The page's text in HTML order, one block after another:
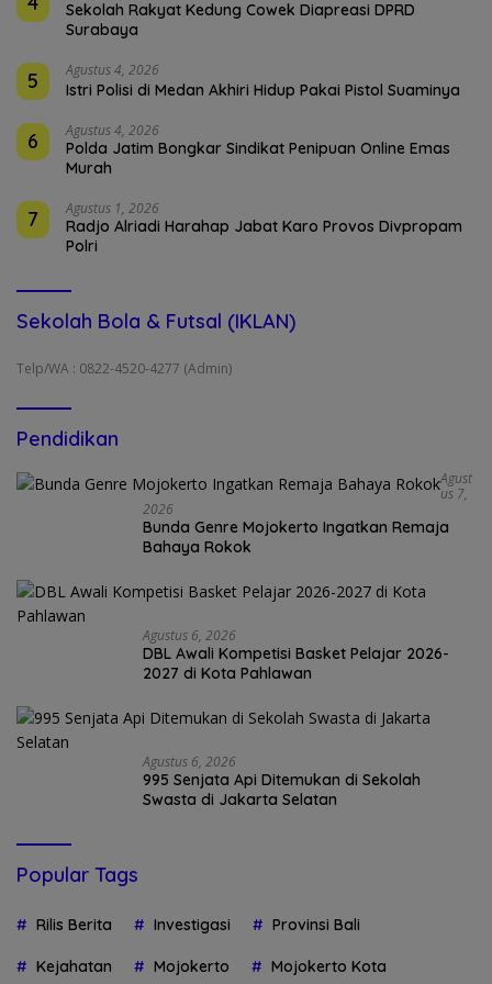
Sekolah Rakyat Kedung Cowek Diapreasi DPRD
Surabaya
5 Agustus 4, 2026
Istri Polisi di Medan Akhiri Hidup Pakai Pistol Suaminya
6 Agustus 4, 2026
Polda Jatim Bongkar Sindikat Penipuan Online Emas
Murah
7 Agustus 1, 2026
Radjo Alriadi Harahap Jabat Karo Provos Divpropam
Polri
Sekolah Bola & Futsal (IKLAN)
Telp/WA : 0822-4520-4277 (Admin)
Pendidikan
Agust
Us 7,
2026
Bunda Genre Mojokerto Ingatkan Remaja
Bahaya Rokok
Agustus 6, 2026
DBL Awali Kompetisi Basket Pelajar 2026-
2027 di Kota Pahlawan
Agustus 6, 2026
995 Senjata Api Ditemukan di Sekolah
Swasta di Jakarta Selatan
Popular Tags
Rilis Berita Investigasi Provinsi Bali
Kejahatan Mojokerto Mojokerto Kota